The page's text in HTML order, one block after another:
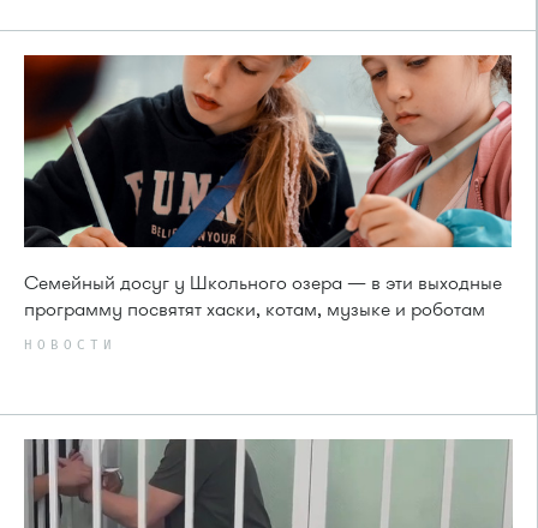
Семейный досуг у Школьного озера — в эти выходные
программу посвятят хаски, котам, музыке и роботам
НОВОСТИ